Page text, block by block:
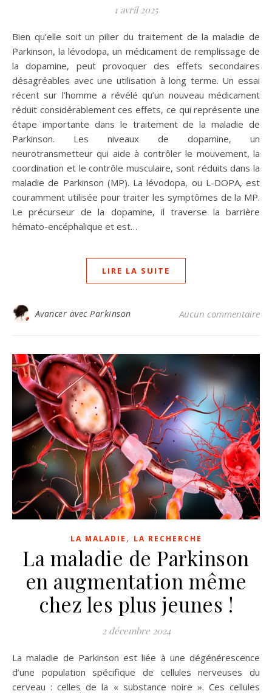
1 avril 2025
Bien qu’elle soit un pilier du traitement de la maladie de
Parkinson, la lévodopa, un médicament de remplissage de
la dopamine, peut provoquer des effets secondaires
désagréables avec une utilisation à long terme. Un essai
récent sur l’homme a révélé qu’un nouveau médicament
réduit considérablement ces effets, ce qui représente une
étape importante dans le traitement de la maladie de
Parkinson. Les niveaux de dopamine, un
neurotransmetteur qui aide à contrôler le mouvement, la
coordination et le contrôle musculaire, sont réduits dans la
maladie de Parkinson (MP). La lévodopa, ou L-DOPA, est
couramment utilisée pour traiter les symptômes de la MP.
Le précurseur de la dopamine, il traverse la barrière
hémato-encéphalique et est…
LIRE LA SUITE
Avancer avec Parkinson Aucun commentaire
LA MALADIE , LA RECHERCHE
La maladie de Parkinson
en augmentation même
chez les plus jeunes !
2 décembre 2024
La maladie de Parkinson est liée à une dégénérescence
d’une population spécifique de cellules nerveuses du
cerveau : celles de la « substance noire ». Ces cellules